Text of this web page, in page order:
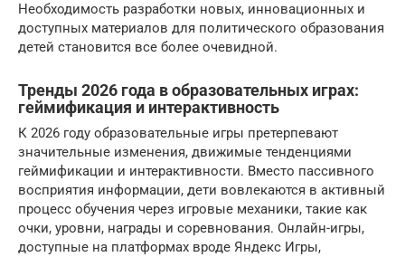
Необходимость разработки новых, инновационных и
доступных материалов для политического образования
детей становится все более очевидной.
Тренды 2026 года в образовательных играх:
геймификация и интерактивность
К 2026 году образовательные игры претерпевают
значительные изменения, движимые тенденциями
геймификации и интерактивности. Вместо пассивного
восприятия информации, дети вовлекаются в активный
процесс обучения через игровые механики, такие как
очки, уровни, награды и соревнования. Онлайн-игры,
доступные на платформах вроде Яндекс Игры,